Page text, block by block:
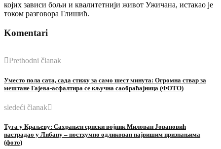
којих зависи бољи и квалитетнији живот Ужичана, истакао је
током разговора Глишић.
Komentari
Prethodni članak
Уместо пола сата, сада стижу за само шест минута: Огромна ствар за
мештане Гајева-асфалтира се кључна саобраћајница (ФОТО)
sledeći članak
Туга у Краљеву: Сахрањен српски војник Милован Јовановић
настрадао у Либану – постхумно одликован највишим признањима
(фото)